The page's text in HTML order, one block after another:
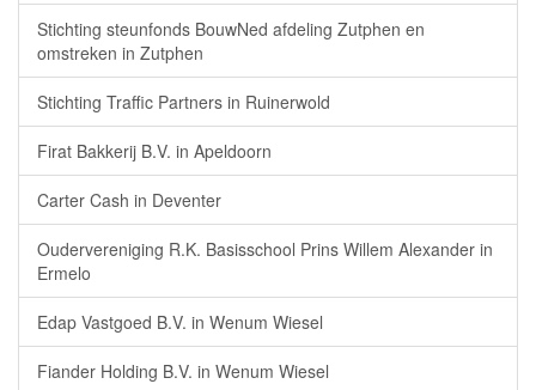
Stichting steunfonds BouwNed afdeling Zutphen en
omstreken in Zutphen
Stichting Traffic Partners in Ruinerwold
Firat Bakkerij B.V. in Apeldoorn
Carter Cash in Deventer
Oudervereniging R.K. Basisschool Prins Willem Alexander in
Ermelo
Edap Vastgoed B.V. in Wenum Wiesel
Fiander Holding B.V. in Wenum Wiesel